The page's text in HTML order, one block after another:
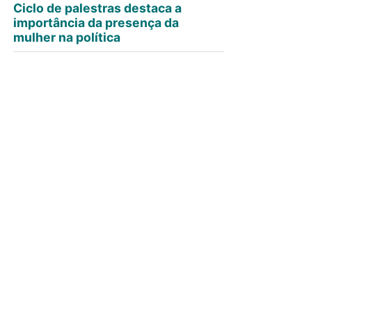
Ciclo de palestras destaca a
importância da presença da
mulher na política